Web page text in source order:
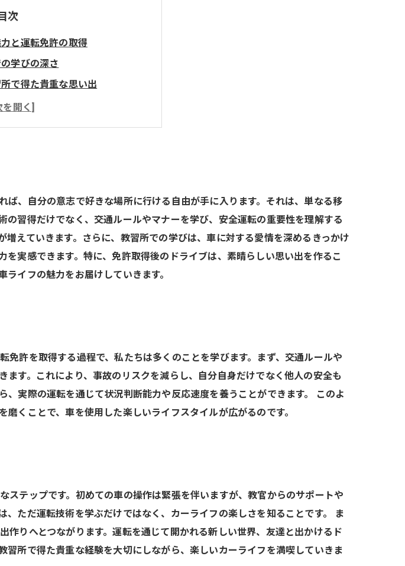
目次
と運転免許の取得
学びの深さ
で得た貴重な思い出
習所卒業後の広がる世界
べてのドライバーに贈るヒント
、自分の意志で好きな場所に行ける自由が手に入ります。それは、単なる移
習得だけでなく、交通ルールやマナーを学び、安全運転の重要性を理解する
えていきます。さらに、教習所での学びは、車に対する愛情を深めるきっかけ
実感できます。特に、免許取得後のドライブは、素晴らしい思い出を作るこ
イフの魅力をお届けしていきます。
許を取得する過程で、私たちは多くのことを学びます。まず、交通ルールや
す。これにより、事故のリスクを減らし、自分自身だけでなく他人の安全も
実際の運転を通じて状況判断能力や反応速度を養うことができます。 このよ
くことで、車を使用した楽しいライフスタイルが広がるのです。
テップです。初めての車の操作は緊張を伴いますが、教官からのサポートや
ただ運転技術を学ぶだけではなく、カーライフの楽しさを知ることです。 ま
りへとつながります。運転を通じて開かれる新しい世界、友達と出かけるド
所で得た貴重な経験を大切にしながら、楽しいカーライフを満喫していきま